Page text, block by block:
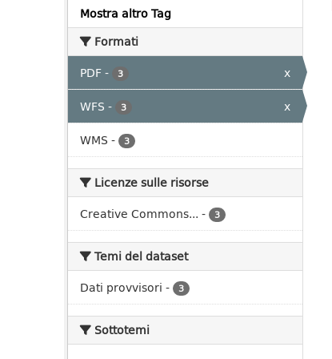
Mostra altro Tag
Formati
PDF- 3
x
WFS - 3
x
WMS - 3
Licenze sulle risorse
Creative Commons... - 3
Temi del dataset
Dati provvisori - 3
Sottotemi